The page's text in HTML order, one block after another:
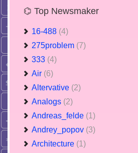
⌬ Top Newsmaker
16-488 (4)
275problem (7)
333 (4)
Air (6)
Altervative (2)
Analogs (2)
Andreas_felde (1)
Andrey_popov (3)
Architecture (1)